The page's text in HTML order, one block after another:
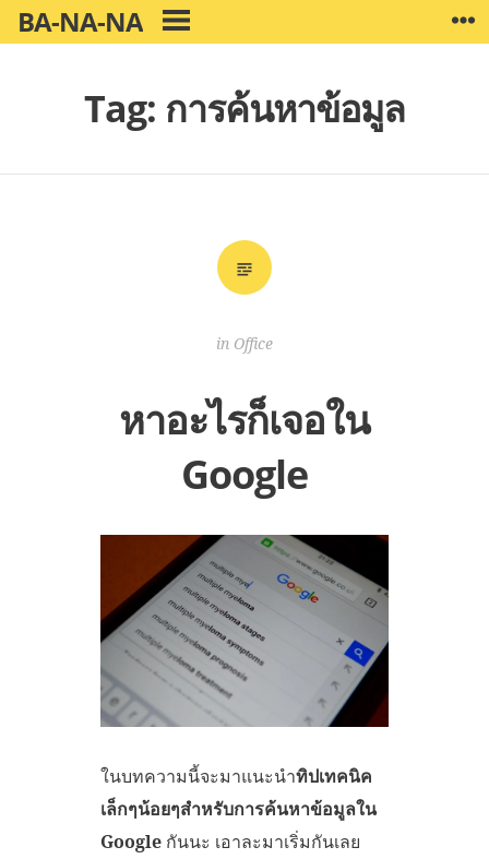
Skip
to
BA-NA-NA
PRIMARY
MENU
Tag: การค้นหาข้อมูล
in Office
หาอะไรก็เจอใน
Google
ในบทความนี้จะมาแนะนำทิปเทคนิค
เล็กๆน้อยๆสำหรับการค้นหาข้อมูลใน
Google กันนะ เอาละมาเริ่มกันเลย